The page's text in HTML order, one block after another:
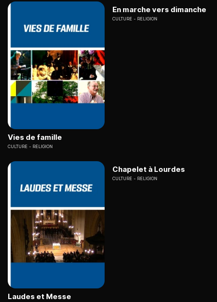
Vies de famille
CULTURE RELIGION
En marche vers dimanche
CULTURE RELIGION
Laudes et Messe
Chapelet à Lourdes
CULTURE RELIGION